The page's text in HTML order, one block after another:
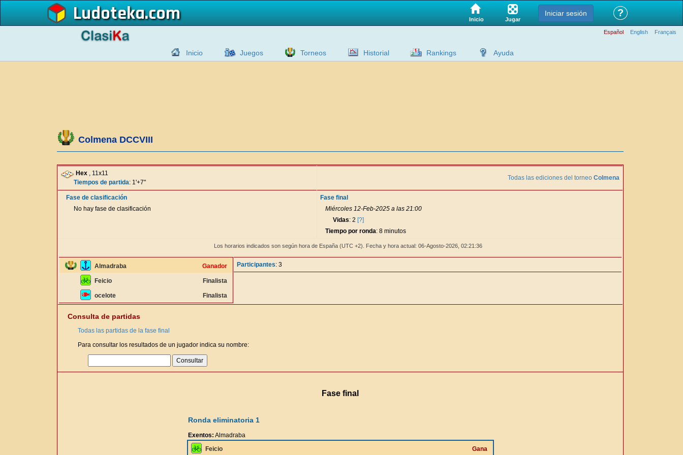
Ludoteka Inicio Jugar
Iniciar sesión ?
Español English Français
Inicio Juegos Torneos Historial Rankings Ayuda
Colmena DCCVIII
Hex , 11x11
Tiempos de partida: 1'+7"
Todas las ediciones del torneo Colmena
Fase de clasificación
No hay fase de clasificación
Fase final
Miércoles 12-Feb-2025 a las 21:00
Vidas: 2 [?]
Tiempo por ronda: 8 minutos
Los horarios indicados son según hora de España (UTC +2). Fecha y hora actual: 06-Agosto-2026, 02:21:36
Almadraba Ganador
Feicio Finalista
ocelote Finalista
Participantes: 3
Consulta de partidas
Todas las partidas de la fase final
Para consultar los resultados de un jugador indica su nombre:
Fase final
Ronda eliminatoria 1
Exentos: Almadraba
Feicio
Gana